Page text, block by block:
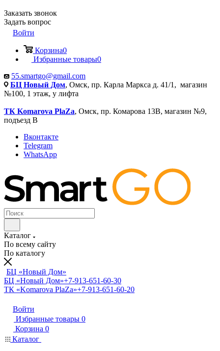
Заказать звонок
Задать вопрос
Войти
Корзина0
Избранные товары0
55.smartgo@gmail.com
БЦ Новый Дом, Омск, пр. Карла Маркса д. 41/1, магазин
№100, 1 этаж, у лифта
ТК Komarova PlaZa, Омск, пр. Комарова 13В, магазин №9,
подъезд В
Вконтакте
Telegram
WhatsApp
Каталог
По всему сайту
По каталогу
БЦ «Новый Дом»
БЦ «Новый Дом»+7-913-651-60-30
ТК «Komarova PlaZa»+7-913-651-60-20
Войти
Избранные товары 0
Корзина 0
Каталог